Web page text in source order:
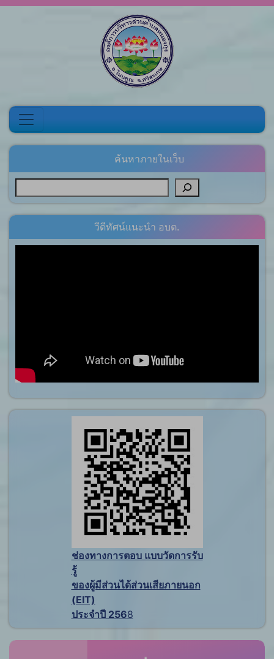
ค้นหาภายในเว็บ
วีดีทัศน์แนะนำ อบต.
ช่องทางการตอบ แบบวัดการรับ
รู้
ของผู้มีส่วนได้ส่วนเสียภายนอก
(EIT)
ประจำปี 2568